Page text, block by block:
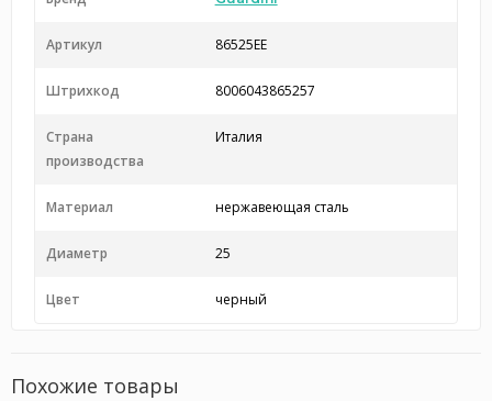
Артикул 86525EE
Штрихкод 8006043865257
Страна
производства
Италия
Материал нержавеющая сталь
Диаметр 25
Цвет черный
Похожие товары